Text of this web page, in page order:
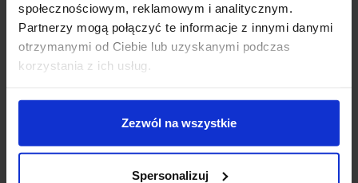
społecznościowym, reklamowym i analitycznym.
Partnerzy mogą połączyć te informacje z innymi danymi
otrzymanymi od Ciebie lub uzyskanymi podczas
korzystania z ich usług.
Zezwól na wszystkie
Spersonalizuj
Barwa światła ma bezpośredni wpływ na atmosferę
pomieszczenia, dlatego warto dobrać ją do sposobu
użytkowania wnętrza. Żarówka LED E14 o ciepłej
barwie najlepiej sprawdza się tam, gdzie liczy się
lampkach nocnych. Ciepłe światło dobrze współgra z
Neutralna biel będzie praktyczna w miejscach, w
których potrzebujesz większej czytelności: w kuchni,
garderobie, łazience lub domowym gabinecie.